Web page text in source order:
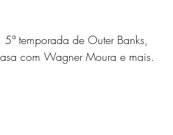
temporada de Outer Banks,
com Wagner Moura e mais.